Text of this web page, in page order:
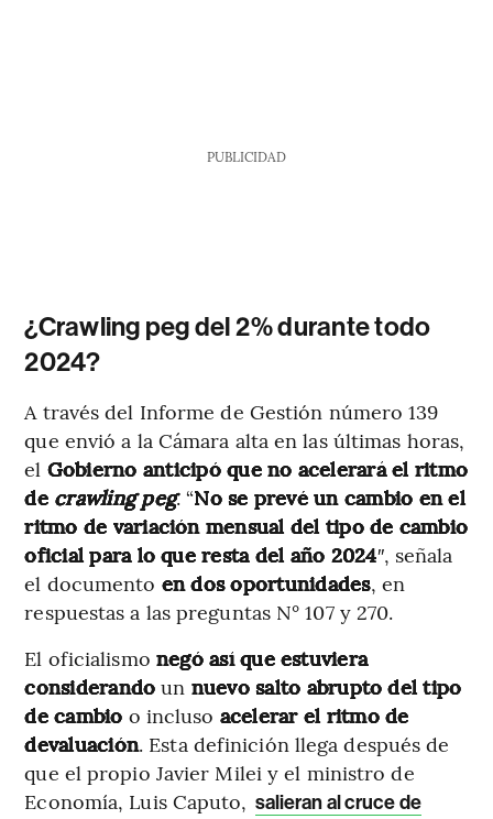
PUBLICIDAD
¿Crawling peg del 2% durante todo
2024?
A través del Informe de Gestión número 139
que envió a la Cámara alta en las últimas horas,
el Gobierno anticipó que no acelerará el ritmo
de crawling peg. “No se prevé un cambio en el
ritmo de variación mensual del tipo de cambio
oficial para lo que resta del año 2024″, señala
el documento en dos oportunidades, en
respuestas a las preguntas N° 107 y 270.
El oficialismo negó así que estuviera
considerando un nuevo salto abrupto del tipo
de cambio o incluso acelerar el ritmo de
devaluación. Esta definición llega después de
que el propio Javier Milei y el ministro de
Economía, Luis Caputo, salieran al cruce de